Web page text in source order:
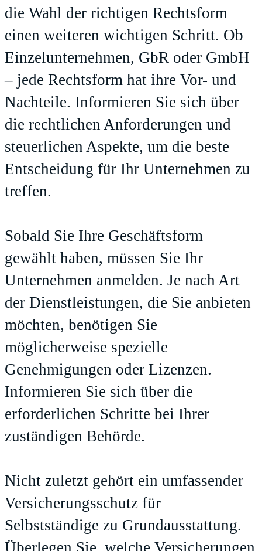
die Wahl der richtigen Rechtsform
einen weiteren wichtigen Schritt. Ob
Einzelunternehmen, GbR oder GmbH
– jede Rechtsform hat ihre Vor- und
Nachteile. Informieren Sie sich über
die rechtlichen Anforderungen und
steuerlichen Aspekte, um die beste
Entscheidung für Ihr Unternehmen zu
treffen.
Sobald Sie Ihre Geschäftsform
gewählt haben, müssen Sie Ihr
Unternehmen anmelden. Je nach Art
der Dienstleistungen, die Sie anbieten
möchten, benötigen Sie
möglicherweise spezielle
Genehmigungen oder Lizenzen.
Informieren Sie sich über die
erforderlichen Schritte bei Ihrer
zuständigen Behörde.
Nicht zuletzt gehört ein umfassender
Versicherungsschutz für
Selbstständige zu Grundausstattung.
Überlegen Sie, welche Versicherungen